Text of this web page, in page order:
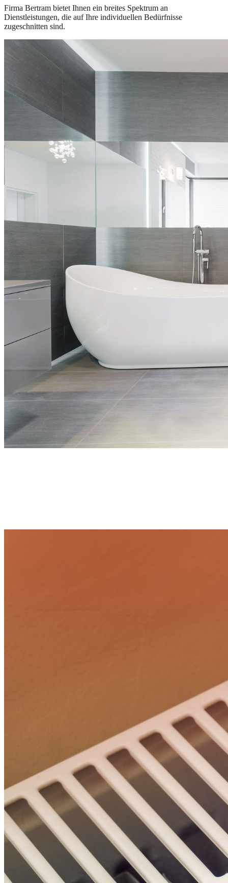
Firma Bertram bietet Ihnen ein breites Spektrum an
Dienstleistungen, die auf Ihre individuellen Bedürfnisse
zugeschnitten sind.